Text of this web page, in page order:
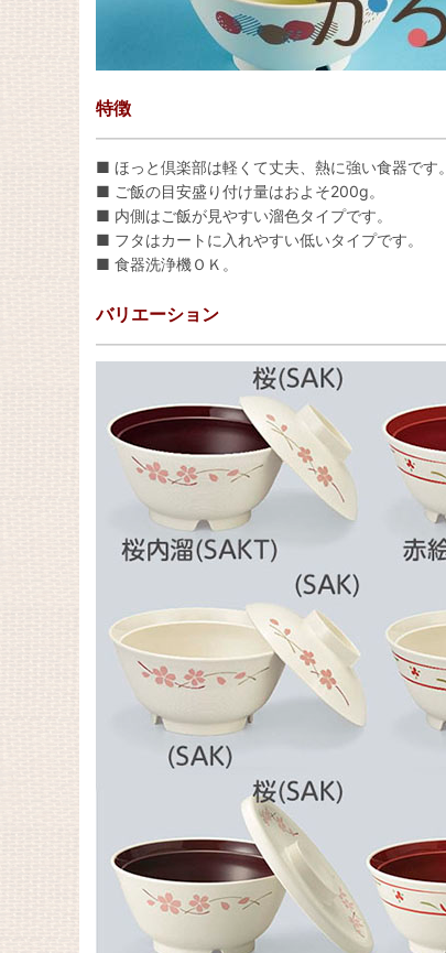
特徴
■ ほっと倶楽部は軽くて丈夫、熱に強い食器です。
■ ご飯の目安盛り付け量はおよそ200g。
■ 内側はご飯が見やすい溜色タイプです。
■ フタはカートに入れやすい低いタイプです。
■ 食器洗浄機ＯＫ。
バリエーション